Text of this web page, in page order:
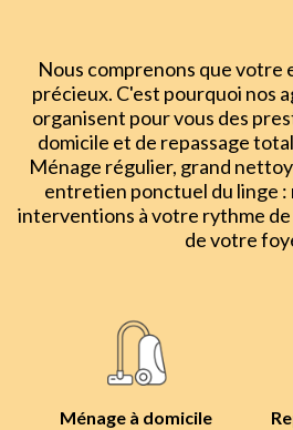
Nous comprenons que votre
précieux. C'est pourquoi nos
organisent pour vous des
domicile et de repassage
Ménage régulier, grand
entretien ponctuel du linge :
interventions à votre rythme
de votre
Ménage à domicile